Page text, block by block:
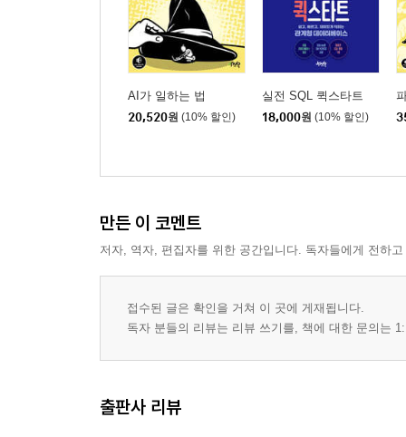
AI가 일하는 법
20,520원 (10% 할인)
실전 SQL 퀵스타트
18,000원 (10% 할인)
만든 이 코멘트
저자, 역자, 편집자를 위한 공간입니다. 독자들에게 전하
접수된 글은 확인을 거쳐 이 곳에 게재됩니다.
독자 분들의 리뷰는 리뷰 쓰기를, 책에 대한 문의는
출판사 리뷰